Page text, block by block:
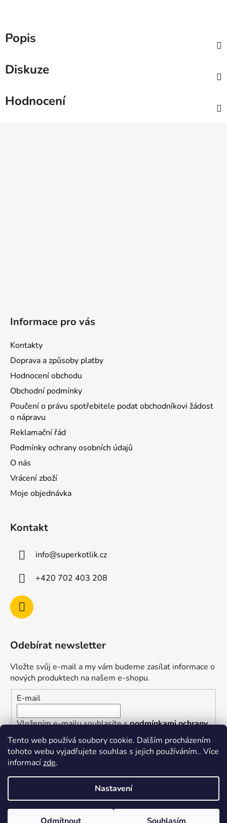
Tento web používá soubory cookie. Dalším procházením
tohoto webu vyjadřujete souhlas s jejich používáním.. Více
informacízde.
Nastavení
Popis
Diskuze
Hodnocení
Informace pro vás
Kontakty
Doprava a způsoby platby
Hodnocení obchodu
Obchodní podmínky
Poučení o právu spotřebitele podat obchodníkovi žádost
o nápravu
Reklamační řád
Podmínky ochrany osobních údajů
O nás
Vrácení zboží
Moje objednávka
Kontakt
info@superkotlik.cz
+420 702 403 208
Odebírat newsletter
Vložte svůj e-mail a my vám budeme zasílat informace o
nových produktech na našem e-shopu.
E-mail
Vložením e-mailu souhlasíte spodmínkami ochrany
osobních údajů
PŘIHLÁSIT SE
Vytvořil Shoptet